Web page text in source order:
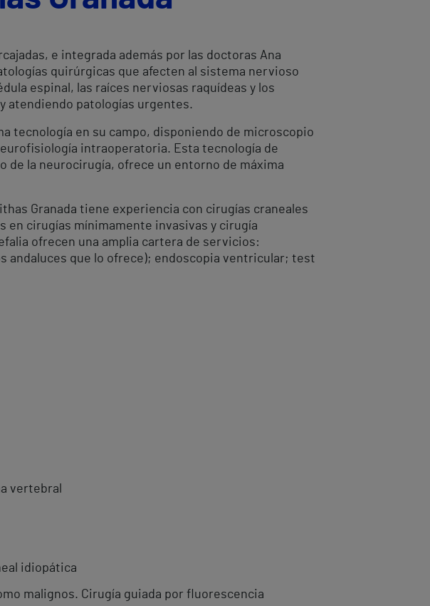
e integrada además por las doctoras Ana
quirúrgicas que afecten al sistema nervioso
espinal, las raíces nerviosas raquídeas y los
atendiendo patologías urgentes.
tecnología en su campo, disponiendo de microscopio
intraoperatoria. Esta tecnología de
la neurocirugía, ofrece un entorno de máxima
Granada tiene experiencia con cirugías craneales
en cirugías mínimamente invasivas y cirugía
ofrecen una amplia cartera de servicios:
andaluces que lo ofrece); endoscopia ventricular; test
vertebral
idiopática
malignos. Cirugía guiada por fluorescencia